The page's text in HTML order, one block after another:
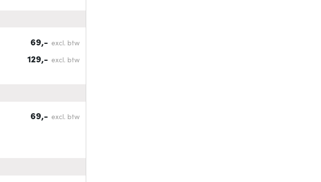
69,- excl. btw
129,- excl. btw
69,- excl. btw